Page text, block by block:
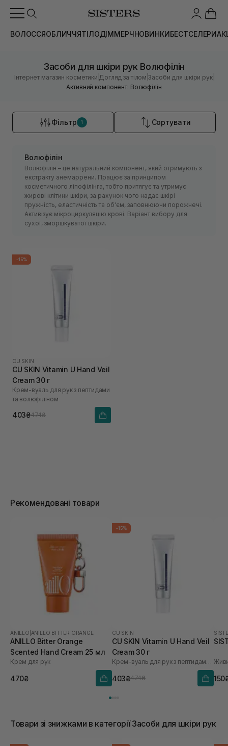
ВОЛОССЯОБЛИЧЧЯТІЛОДІММЕРЧНОВИНКИБЕСТСЕЛЕРИ
Засоби для шкіри рук Волюфілін
Інтернет магазин косметики Догляд за тілом |Засоби для шкіри рук|
Активний компонент: Волюфілін
Фільтр 1 Сортувати
Волюфілін
Волюфілін – це натуральний компонент, який отримують з
екстракту анемаррени. Працює за принципом
косметичного ліпофілінга, тобто притягує та утримує
жирові клітини шкіри, за рахунок чого надає шкірі
пружність, еластичність та об'єм, заповнюючи порожнечі.
Активізує мікроциркуляцію крові. Варіант вибору для
сухої, зморшкуватої шкіри.
-15%
CU SKIN
CU SKIN Vitamin U Hand Veil
Cream 30 г
Крем-вуаль для рук з пептидами
та волюфіліном
403₴474₴
Рекомендовані товари
ANILLO ANILLO BITTER ORANGE
ANILLO Bitter Orange
Scented Hand Cream 25 мл
Крем для рук
470₴
-15%
CU SKIN
CU SKIN Vitamin U Hand Veil
Cream 30 г
Крем-вуаль для рук з пептидами та волюфіліном
403₴474₴
Товари зі знижками в категорії Засоби для шкіри рук